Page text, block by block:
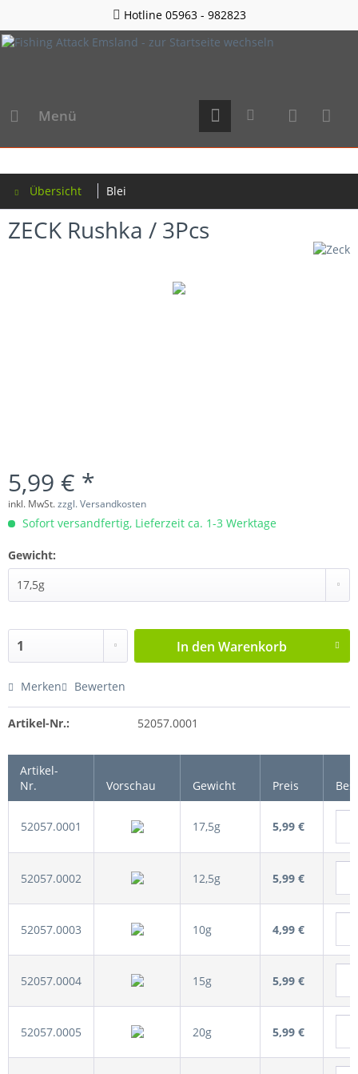
Hotline 05963 - 982823
Menü
Übersicht Blei
ZECK Rushka / 3Pcs
5,99 € *
inkl. MwSt.zzgl. Versandkosten
Sofort versandfertig, Lieferzeit ca. 1-3 Werktage
Gewicht:
In den Warenkorb
Merken Bewerten
Artikel-Nr.: 52057.0001
Artikel-
Nr.
Vorschau Gewicht Preis
52057.0001 17,5g 5,99 €
52057.0002 12,5g 5,99 €
52057.0003 10g 4,99 €
52057.0004 15g 5,99 €
52057.0005 20g 5,99 €